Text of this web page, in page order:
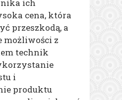
ich
cena, która
przeszkodą, a
możliwości z
technik
i
produktu